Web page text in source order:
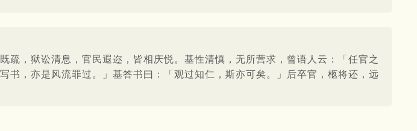
，狱讼清息，官民遐迩，皆相庆悦。基性清慎，无所营求，曾语人云：「任官之
书，亦是风流罪过。」基答书曰：「观过知仁，斯亦可矣。」后卒官，柩将还，远